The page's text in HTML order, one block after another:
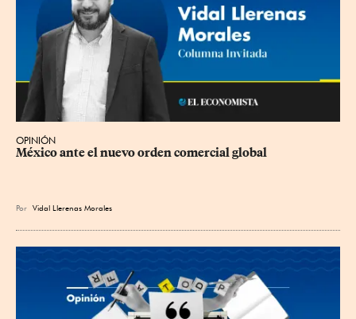
OPINIÓN
México ante el nuevo orden comercial global
Por Vidal Llerenas Morales